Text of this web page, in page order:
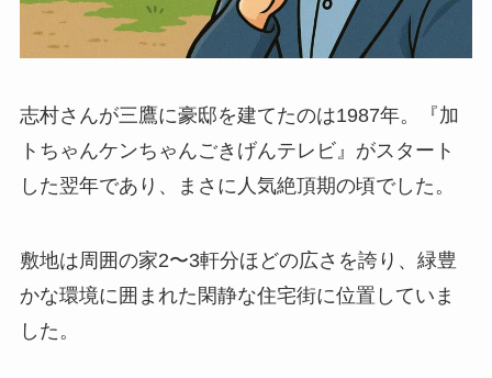
志村さんが三鷹に豪邸を建てたのは1987年。『加
トちゃんケンちゃんごきげんテレビ』がスタート
した翌年であり、まさに人気絶頂期の頃でした。
敷地は周囲の家2〜3軒分ほどの広さを誇り、緑豊
かな環境に囲まれた閑静な住宅街に位置していま
した。